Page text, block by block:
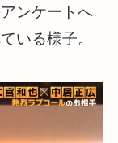
ンケートへ
いる様子。